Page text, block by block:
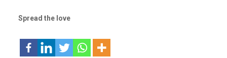
Spread the love